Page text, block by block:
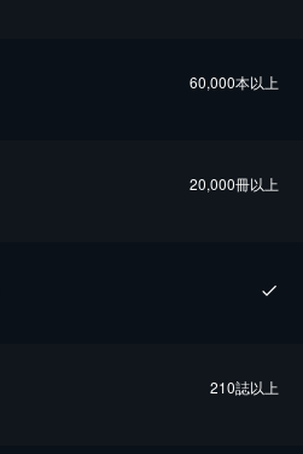
60,000本以上
20,000冊以上
210誌以上